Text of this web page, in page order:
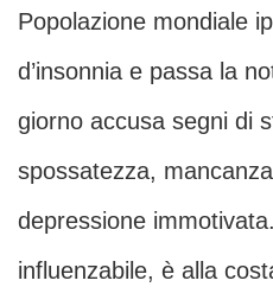
Popolazione mondiale
d’insonnia e passa la
giorno accusa segni di
spossatezza,
depressione
influenzabile, è alla